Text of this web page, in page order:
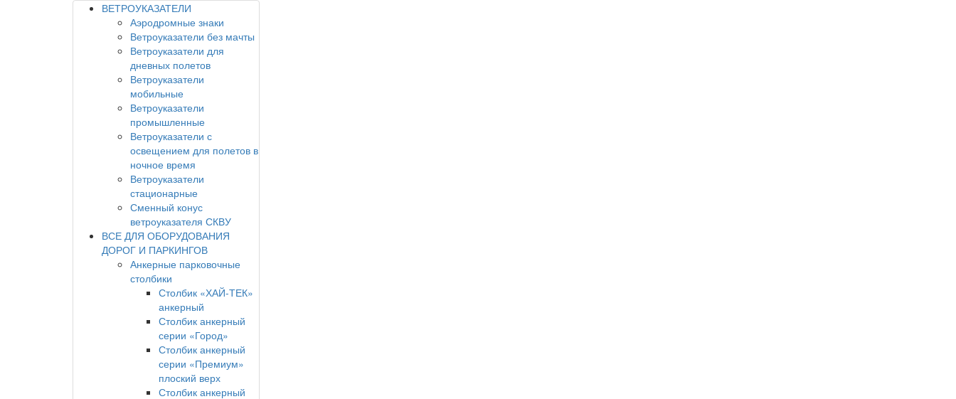
ВЕТРОУКАЗАТЕЛИ
Аэродромные знаки
Ветроуказатели без мачты
Ветроуказатели для
дневных полетов
Ветроуказатели
мобильные
Ветроуказатели
промышленные
Ветроуказатели с
освещением для полетов в
ночное время
Ветроуказатели
стационарные
Сменный конус
ветроуказателя СКВУ
ВСЕ ДЛЯ ОБОРУДОВАНИЯ
ДОРОГ И ПАРКИНГОВ
Анкерные парковочные
столбики
Столбик «ХАЙ-ТЕК»
анкерный
Столбик анкерный
серии «Город»
Столбик анкерный
серии «Премиум»
плоский верх
Столбик анкерный